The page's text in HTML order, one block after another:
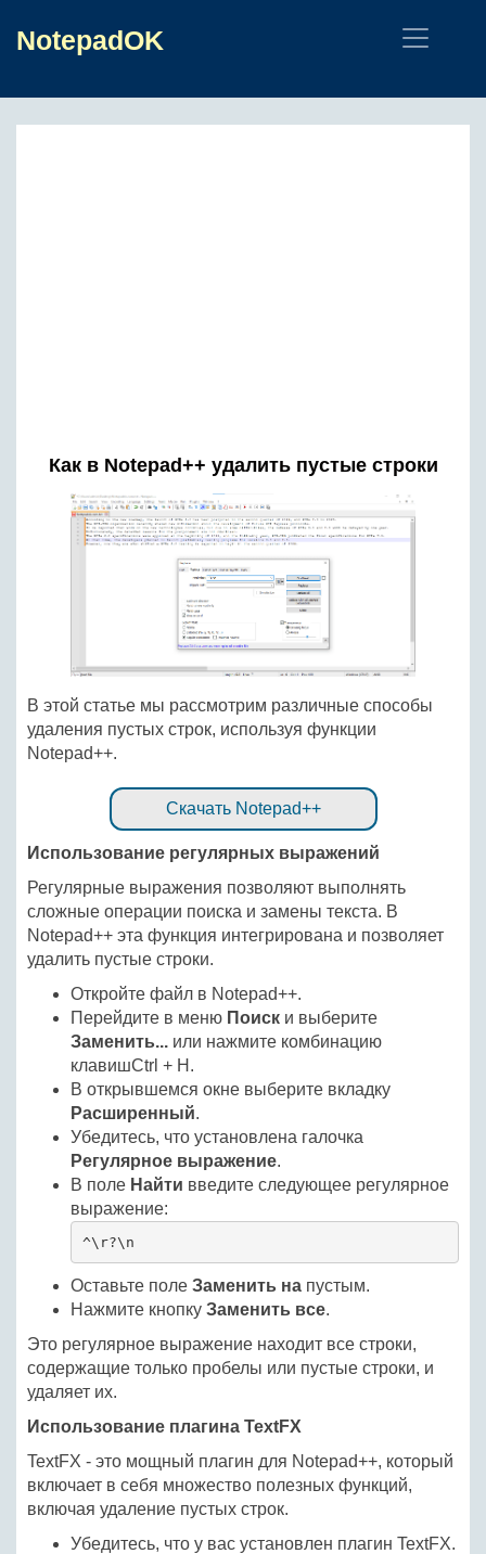
NotepadOK
Как в Notepad++ удалить пустые строки
В этой статье мы рассмотрим различные способы
удаления пустых строк, используя функции
Notepad++.
Скачать Notepad++
Использование регулярных выражений
Регулярные выражения позволяют выполнять
сложные операции поиска и замены текста. В
Notepad++ эта функция интегрирована и позволяет
удалить пустые строки.
Откройте файл в Notepad++.
Перейдите в меню Поиск и выберите
Заменить... или нажмите комбинацию
клавишCtrl + H.
В открывшемся окне выберите вкладку
Расширенный.
Убедитесь, что установлена галочка
Регулярное выражение.
В поле Найти введите следующее регулярное
выражение:
^\r?\n
Оставьте поле Заменить на пустым.
Нажмите кнопку Заменить все.
Это регулярное выражение находит все строки,
содержащие только пробелы или пустые строки, и
удаляет их.
Использование плагина TextFX
TextFX - это мощный плагин для Notepad++, который
включает в себя множество полезных функций,
включая удаление пустых строк.
Убедитесь, что у вас установлен плагин TextFX.